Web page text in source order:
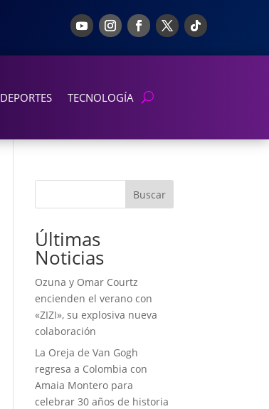
DEPORTES TECNOLOGÍA
Buscar
Últimas
Noticias
Ozuna y Omar Courtz
encienden el verano con
«ZIZI», su explosiva nueva
colaboración
La Oreja de Van Gogh
regresa a Colombia con
Amaia Montero para
celebrar 30 años de historia